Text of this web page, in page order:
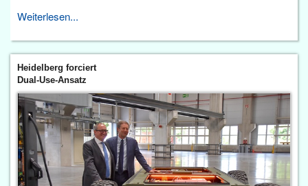
Weiterlesen...
Heidelberg forciert
Dual-Use-Ansatz